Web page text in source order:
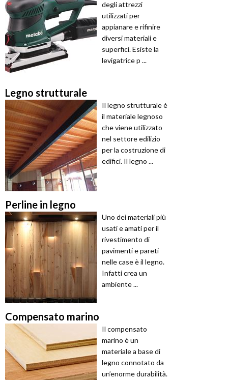
degli attrezzi
utilizzati per
appianare e rifinire
diversi materiali e
superfici. Esiste la
levigatrice p ...
Legno strutturale
Il legno strutturale è
il materiale legnoso
che viene utilizzato
nel settore edilizio
per la costruzione di
edifici. Il legno ...
Perline in legno
Uno dei materiali più
usati e amati per il
rivestimento di
pavimenti e pareti
nelle case è il legno.
Infatti crea un
ambiente ...
Compensato marino
Il compensato
marino è un
materiale a base di
legno connotato da
un’enorme durabilità.